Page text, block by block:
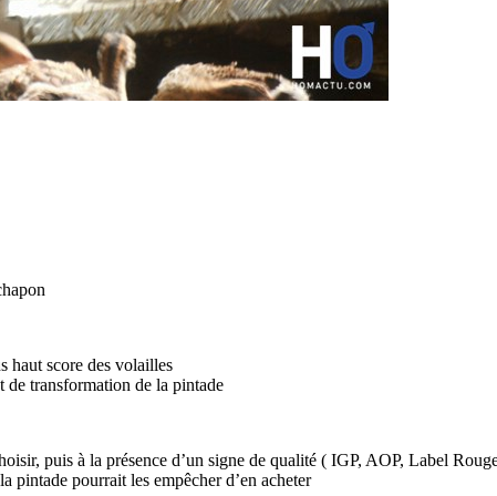
haut score des volailles
de transformation de la pintade
puis à la présence d’un signe de qualité ( IGP, AOP, Label
pintade pourrait les empêcher d’en acheter